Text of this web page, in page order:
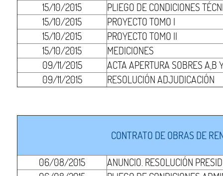
15/10/2015
PLIEGO DE CONDICIONES
15/10/2015
PROYECTO TOMO I
15/10/2015
PROYECTO TOMO II
15/10/2015
MEDICIONES
09/11/2015
ACTA APERTURA SOBRES A,B
09/11/2015
RESOLUCIÓN ADJUDICACIÓN
CONTRATO DE OBRAS DE
06/08/2015
ANUNCIO. RESOLUCIÓN